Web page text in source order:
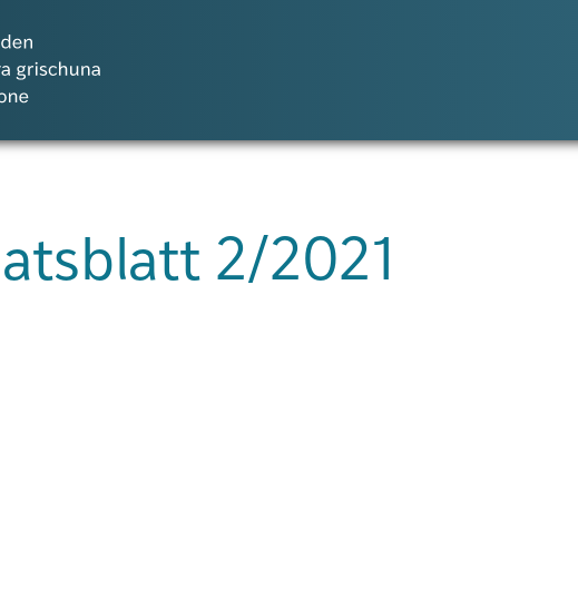
2/2021